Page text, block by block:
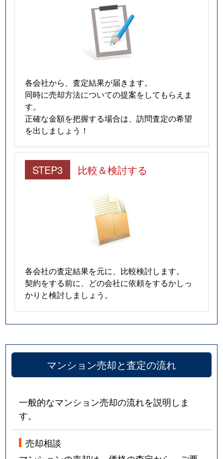
各会社から、査定結果が届きます。
同時に売却方法についての提案をしてもらえま
す。
正確な金額を把握する場合は、訪問査定の希望
を出しましょう！
STEP3 比較＆検討する
各会社の査定結果を元に、比較検討します。
契約をする前に、どの会社に依頼をするかしっ
かりと検討しましょう。
マンション売却と査定の流れ
一般的なマンション売却の流れを説明しま
す。
売却相談